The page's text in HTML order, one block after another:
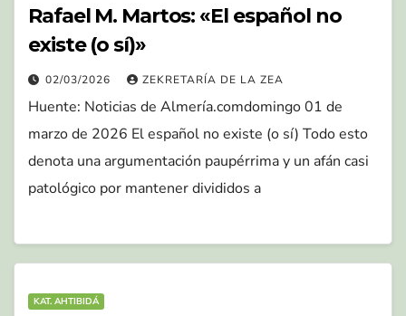
Rafael M. Martos: «El español no
existe (o sí)»
02/03/2026 ZEKRETARÍA DE LA ZEA
Huente: Noticias de Almería.comdomingo 01 de
marzo de 2026 El español no existe (o sí) Todo esto
denota una argumentación paupérrima y un afán casi
patológico por mantener divididos a
KAT. AHTIBIDÁ